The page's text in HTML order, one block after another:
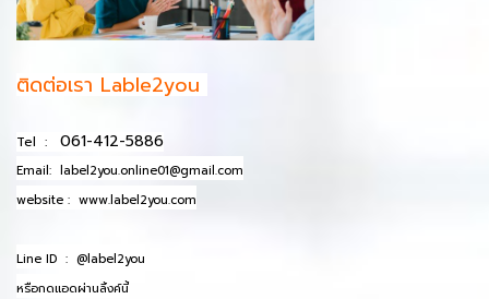
ติดต่อเรา Lable2you
Tel : 061-412-5886
Email: label2you.online01@gmail.com
website : www.label2you.com
Line ID : @label2you
หรือกดแอดผ่านลิ้งค์นี้